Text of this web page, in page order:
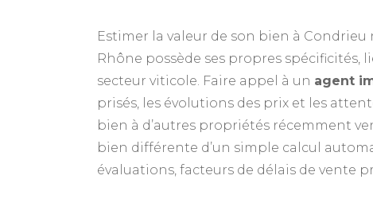
Estimer la valeur de son bien à
Rhône possède ses propres spécificités,
secteur viticole. Faire appel à un agent
prisés, les évolutions des prix et les
bien à d’autres propriétés récemment
bien différente d’un simple calcul
évaluations, facteurs de délais de vente